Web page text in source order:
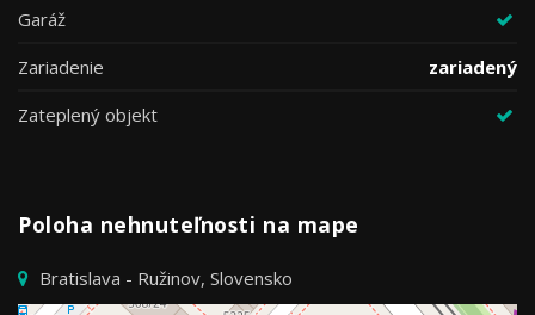
Garáž
Zariadenie
zariadený
Zateplený objekt
Poloha nehnuteľnosti na mape
Bratislava - Ružinov, Slovensko